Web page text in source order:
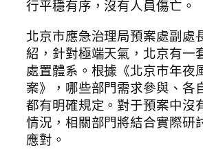
行平穩有序，沒有人員傷亡。
北京市應急治理局預案處副處
紹，針對極端天氣，北京有一
處置體系。根據《北京市年夜
案》，哪些部門需求參與、各
都有明確規定。對于預案中沒
情況，相關部門將結合實際研
應對。